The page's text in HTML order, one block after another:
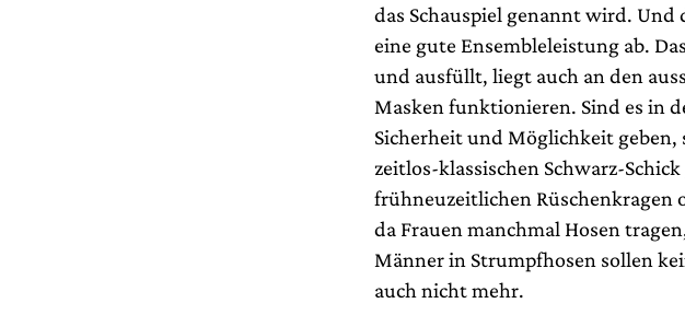
das Schauspiel genannt wird. Und
eine gute Ensembleleistung ab.
und ausfüllt, liegt auch an den
Masken funktionieren. Sind es in
Sicherheit und Möglichkeit geben,
zeitlos-klassischen Schwarz-
frühneuzeitlichen Rüschenkragen
da Frauen manchmal Hosen
Männer in Strumpfhosen sollen
auch nicht mehr.